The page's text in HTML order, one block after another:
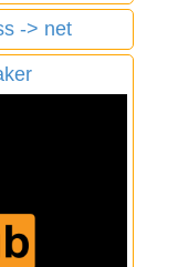
-> net